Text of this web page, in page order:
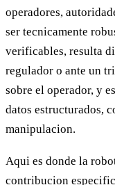
operadores,
ser tecnicamente
verificables, resulta
regulador o ante un
sobre el operador, y
datos estructurados,
manipulacion.
Aqui es donde la
contribucion